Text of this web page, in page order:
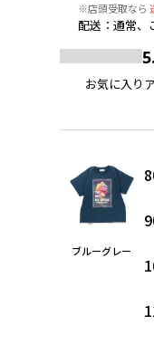
※撮影場所の関係上、着
※店頭受取なら
配送 ： 通常、
お気に入り
ブルーグレー